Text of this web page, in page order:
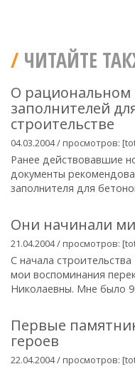
ЧИТАЙТЕ
О
заполнителей
строительстве
04.03.2004 / просмотров:
Ранее действовавшие
документы
заполнителя для
Они начинали
21.04.2004 / просмотров:
С начала
мои воспоминания
Николаевны. Мне было 9
Первые
героев
22.04.2004 / просмотров: